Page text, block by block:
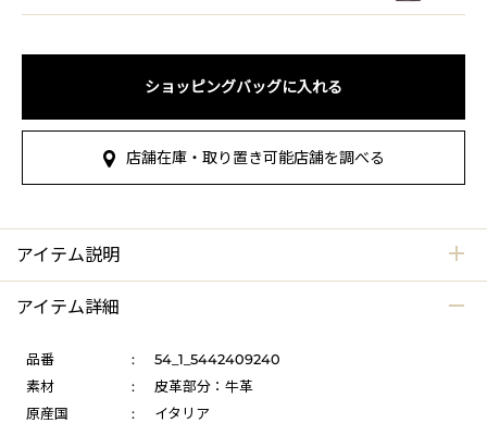
ショッピングバッグに入れる
店舗在庫・取り置き可能店舗を調べる
アイテム説明
アイテム詳細
品番 :
54_1_5442409240
素材
:
皮革部分：牛革
原産国
:
イタリア